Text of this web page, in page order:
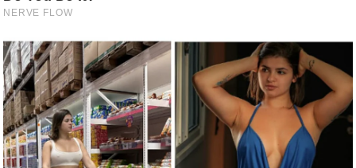
i
g
N
e
w
s
ला